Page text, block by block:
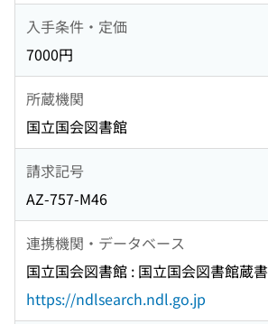
入手条件・定価
7000円
所蔵機関
国立国会図書館
請求記号
AZ-757-M46
連携機関・データベース
国立国会図書館 : 国立国会図書館蔵書
https://ndlsearch.ndl.go.jp